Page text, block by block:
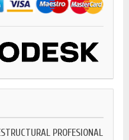
PROFESIONAL